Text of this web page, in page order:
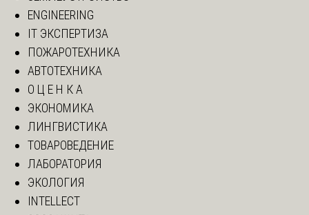
ENGINEERING
IT ЭКСПЕРТИЗА
ПОЖАРОТЕХНИКА
АВТОТЕХНИКА
О Ц Е Н К А
ЭКОНОМИКА
ЛИНГВИСТИКА
ТОВАРОВЕДЕНИЕ
ЛАБОРАТОРИЯ
ЭКОЛОГИЯ
INTELLECT